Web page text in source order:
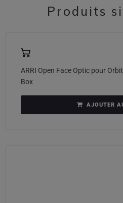
Produits
ARRI Open Face Optic pour
Box
AJOUTER